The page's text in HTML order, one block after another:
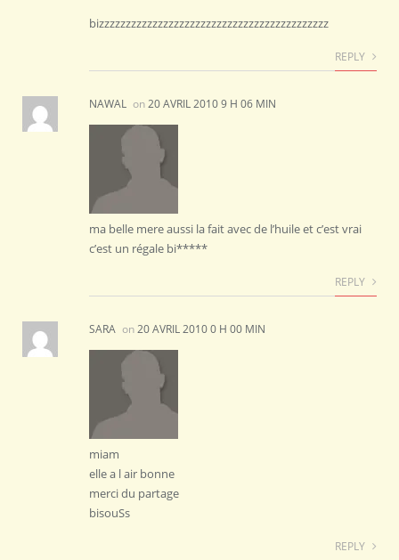
bizzzzzzzzzzzzzzzzzzzzzzzzzzzzzzzzzzzzzzzzzzz
REPLY
NAWAL on20 AVRIL 2010 9 H 06 MIN
ma belle mere aussi la fait avec de l’huile et c’est vrai
c’est un régale bi*****
REPLY
SARA on20 AVRIL 2010 0 H 00 MIN
miam
elle a l air bonne
merci du partage
bisouSs
REPLY